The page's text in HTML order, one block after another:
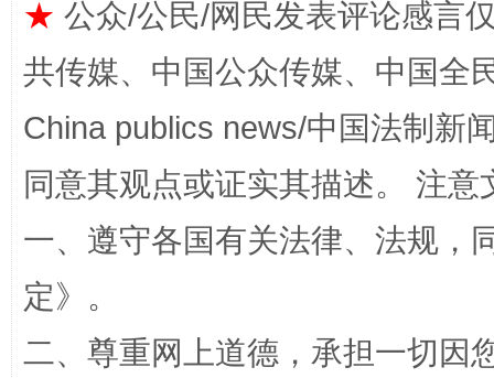
★ 公众/公民/网民发表评论感言
共传媒、中国公众传媒、中国全
China publics news/中国法制新
同意其观点或证实其描述。 注
一、遵守各国有关法律、法规，
定》。
二、尊重网上道德，承担一切因